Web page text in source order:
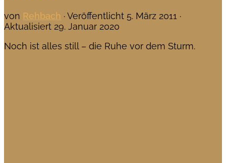
von Rehbach · Veröffentlicht 5. März 2011 ·
Aktualisiert 29. Januar 2020
Noch ist alles still – die Ruhe vor dem Sturm.